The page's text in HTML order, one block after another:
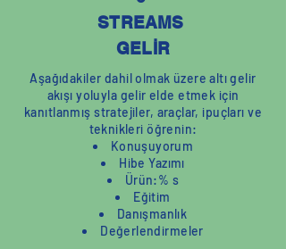
STREAMS
GELİR
Aşağıdakiler dahil olmak üzere altı gelir
akışı yoluyla gelir elde etmek için
kanıtlanmış stratejiler, araçlar, ipuçları ve
teknikleri öğrenin:
Konuşuyorum
Hibe Yazımı
Ürün:% s
Eğitim
Danışmanlık
Değerlendirmeler